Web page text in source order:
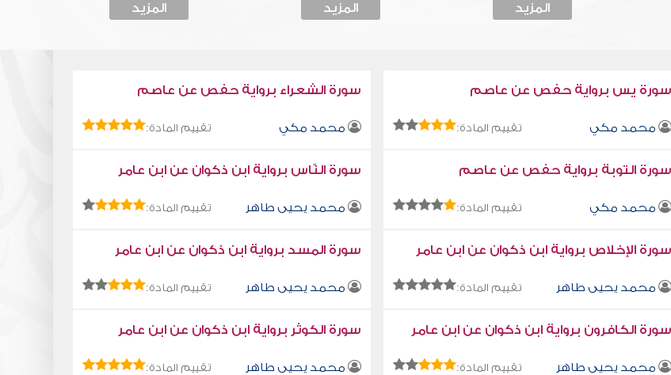
المزيد المزيد المزيد
سورة يس برواية حفص عن عاصم
محمد مكي تقييم المادة:
سورة الشعراء برواية حفص عن عاصم
محمد مكي تقييم المادة:
سورة التوبة برواية حفص عن عاصم
محمد مكي تقييم المادة:
سورة النّاس برواية ابن ذكوان عن ابن عامر
محمد يحيى طاهر تقييم المادة:
سورة الإخلاص برواية ابن ذكوان عن ابن عامر
محمد يحيى طاهر تقييم المادة:
سورة المسد برواية ابن ذكوان عن ابن عامر
محمد يحيى طاهر تقييم المادة:
سورة الكافرون برواية ابن ذكوان عن ابن عامر
محمد يحيى طاهر تقييم المادة:
سورة الكوثر برواية ابن ذكوان عن ابن عامر
محمد يحيى طاهر تقييم المادة: